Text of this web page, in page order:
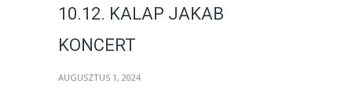
10.12. KALAP JAKAB
KONCERT
AUGUSZTUS 1, 2024